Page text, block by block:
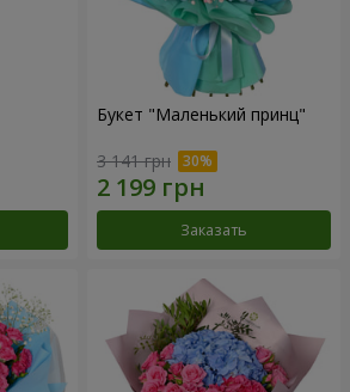
Букет "Маленький принц"
3 141 грн
Заказать